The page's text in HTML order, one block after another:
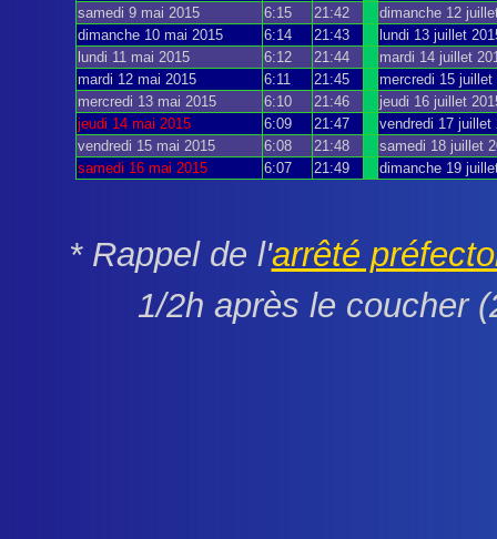
samedi 9 mai 2015
6:15 21:42
dimanche 12
dimanche 10 mai 2015
6:14 21:43
lundi 13 juillet
lundi 11 mai 2015
6:12 21:44
mardi 14 juillet
mardi 12 mai 2015
6:11 21:45
mercredi 15 juillet
mercredi 13 mai 2015
6:10 21:46
jeudi 16 juillet
jeudi 14 mai 2015
6:09 21:47
vendredi 17 juillet
vendredi 15 mai 2015
6:08 21:48
samedi 18 juillet
samedi 16 mai 2015
6:07 21:49 dimanche 19
* Rappel de l'arrêté
1/2h après le coucher